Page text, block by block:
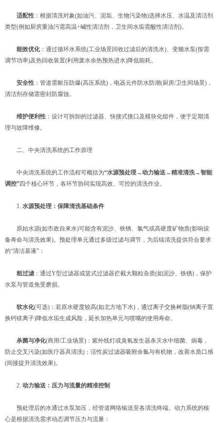
​适配性​ ​：根据清洗对象(如油污、泥垢、生物污染物)选择水压、水温及清洁剂
类型(例如厨房重油污需高温+碱性清洁剂，卫生间水垢需酸性清洁剂)。
​能效优化​​：通过循环水系统(工业场景回收过滤后的清洗水)、变频水泵(按需
调节功率)及热回收装置(利用废水余热预热进水)降低能耗。
​安全性​ ​：管道需耐压防爆(高压系统)，电器元件防水防潮(厨房/卫生间场景)，
清洁剂存储需密封防腐蚀。
​维护便利性​ ​：设计可拆卸的过滤器、快接式接口及模块化组件，便于定期清
理与故障维修。
二、中央清洗系统的工作原理
中央清洗系统的工作流程可概括为​​“水源预处理→动力输送→精准清洗→智能
调控”​​四个核心环节，各环节协同实现高效、可控的清洗作业。
1. ​ ​水源预处理：保障清洗基础条件​
原始水源(如市政自来水)可能含有泥沙、铁锈、氯气或高硬度矿物质(影响设
备寿命与清洗效果)。预处理单元通过多级过滤与调节，为后续清洗提供符合要求
的“清洁基液”：
​粗过滤​​：通过Y型过滤器或篮式过滤器拦截大颗粒杂质(如泥沙、铁锈)，保护
水泵与管道免受磨损。
​软水化​​(可选)：若原水硬度较高(如北方地下水)，通过离子交换树脂(钠离子置
换钙镁离子)降低水垢生成风险，延长加热单元与喷嘴的使用寿命。
​杀菌与净化​​(商用/工业场景)：紫外线灯或臭氧发生器杀灭水中细菌、病毒，
防止交叉污染(如医疗器具清洗)；活性炭过滤器吸附余氯与有机物，改善水质口感
(间接提升清洗效果)。
2. ​ ​动力输送：压力与流量的精准控制​
预处理后的水通过水泵加压，经管道网络输送至各清洗终端。动力系统的核
心是根据清洗需求动态调节压力与流量：